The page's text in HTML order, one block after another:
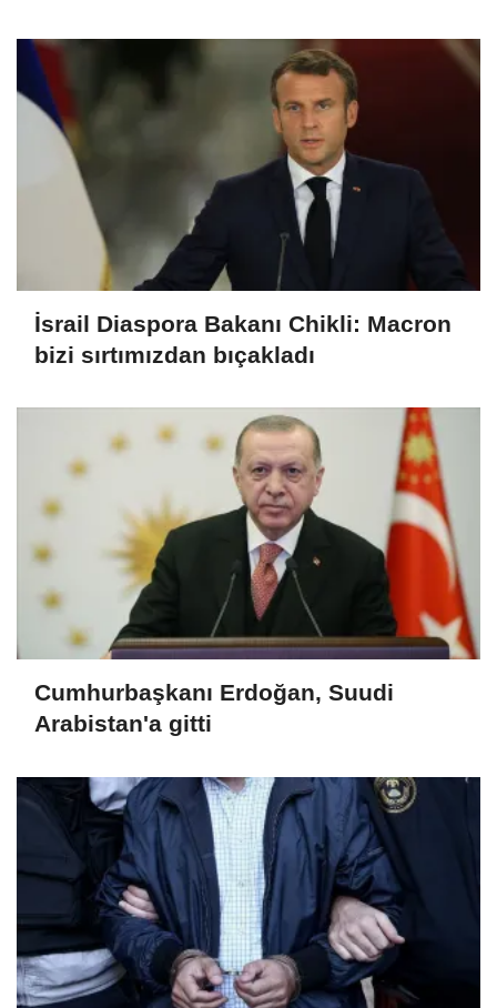
İsrail Diaspora Bakanı Chikli: Macron
bizi sırtımızdan bıçakladı
Cumhurbaşkanı Erdoğan, Suudi
Arabistan'a gitti